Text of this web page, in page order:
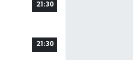
21:30
21:30